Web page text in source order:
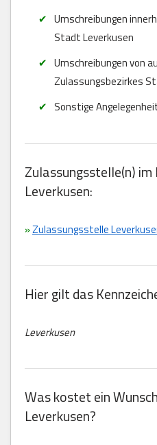
Umschreibungen
Stadt Leverkusen
Umschreibungen von
Zulassungsbezirkes
Sonstige
Zulassungsstelle(n)
Leverkusen:
»Zulassungsstelle
Hier gilt das
Leverkusen
Was kostet ein
Leverkusen?